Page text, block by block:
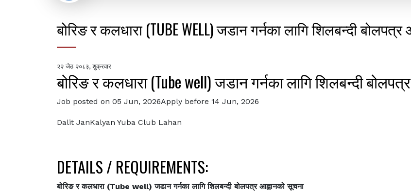
बोरिङ र कलधारा (TUBE WELL) जडान गर्नका लागि शिलबन्दी
२२ जेठ २०८३, शुक्रवार
बोरिङ र कलधारा (Tube well) जडान गर्नका लागि शिलबन्दी
Job posted on 05 Jun, 2026Apply before 14 Jun, 2026
Dalit JanKalyan Yuba Club Lahan
DETAILS / REQUIREMENTS:
बोरिङ र कलधारा (Tube well) जडान गर्नका लागि शिलबन्दी बोलपत्र आह्वानको सूचना